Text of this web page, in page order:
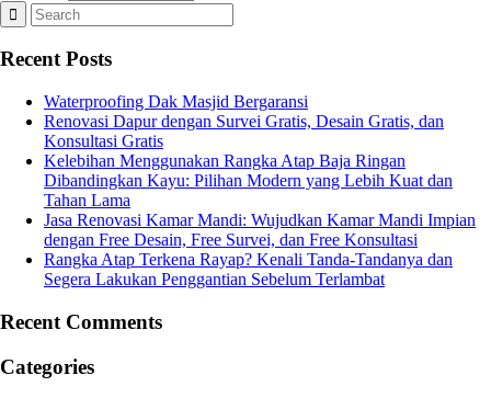
Recent Posts
Waterproofing Dak Masjid Bergaransi
Renovasi Dapur dengan Survei Gratis, Desain Gratis, dan
Konsultasi Gratis
Kelebihan Menggunakan Rangka Atap Baja Ringan
Dibandingkan Kayu: Pilihan Modern yang Lebih Kuat dan
Tahan Lama
Jasa Renovasi Kamar Mandi: Wujudkan Kamar Mandi Impian
dengan Free Desain, Free Survei, dan Free Konsultasi
Rangka Atap Terkena Rayap? Kenali Tanda-Tandanya dan
Segera Lakukan Penggantian Sebelum Terlambat
Recent Comments
Categories